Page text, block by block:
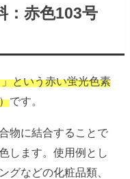
：赤色103号
という赤い蛍光色素
です。
物に結合することで
します。使用例とし
グなどの化粧品類、